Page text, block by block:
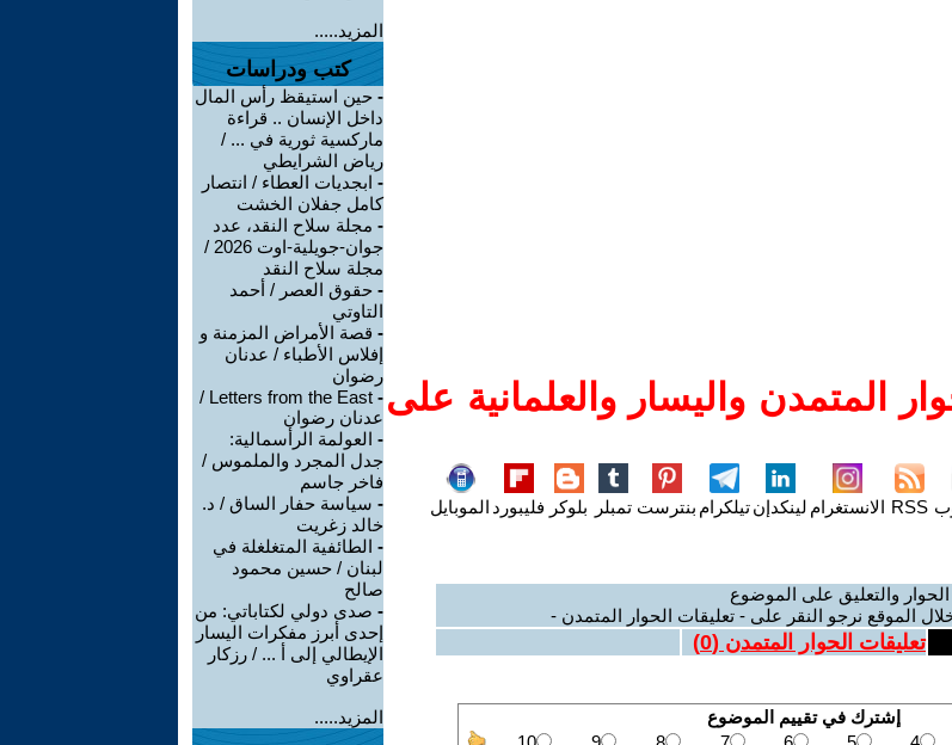
المتمدن واليسار والعلمانية على
RSS الانستغرام لينكدإنتيلكرام بنترست تمبلر بلوكر فليبورد الموبايل
والتعليق على الموضوع
الموقع نرجو النقر على - تعليقات الحوار المتمدن -
تعليقات الحوار المتمدن (0
)
المزيد.....
كتب ودراسات
- حين استيقظ رأس المال
داخل الإنسان .. قراءة
ماركسية ثورية في ... /
رياض الشرايطي
- ابجديات العطاء / انتصار
كامل جفلان الخشت
- مجلة سلاح النقد، عدد
جوان-جويلية-اوت 2026 /
مجلة سلاح النقد
- حقوق العصر / أحمد
التاوتي
- قصة الأمراض المزمنة و
إفلاس الأطباء / عدنان
رضوان
-
Letters from the East /
عدنان رضوان
- العولمة الرأسمالية:
جدل المجرد والملموس /
فاخر جاسم
- سياسة حفار الساق / د.
خالد زغريت
- الطائفية المتغلغلة في
لبنان / حسين محمود
صالح
- صدى دولي لكتاباتي: من
إحدى أبرز مفكرات اليسار
الإيطالي إلى أ ... / رزكار
عقراوي
المزيد.....